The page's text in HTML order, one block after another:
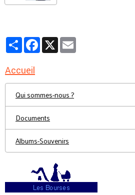
PartagerFacebook
X
Accueil
Qui sommes-nous ?
Documents
Albums-Souvenirs